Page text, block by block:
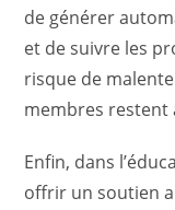
de générer
et de suivre les
risque de
membres restent
Enfin, dans
offrir un soutien